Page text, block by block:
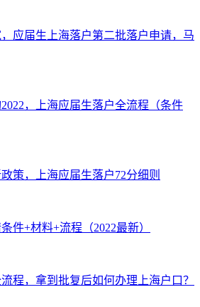
应届生上海落户第二批落户申请，马
，上海应届生落户全流程（条件
策，上海应届生落户72分细则
件+材料+流程（2022最新）
程，拿到批复后如何办理上海户口？